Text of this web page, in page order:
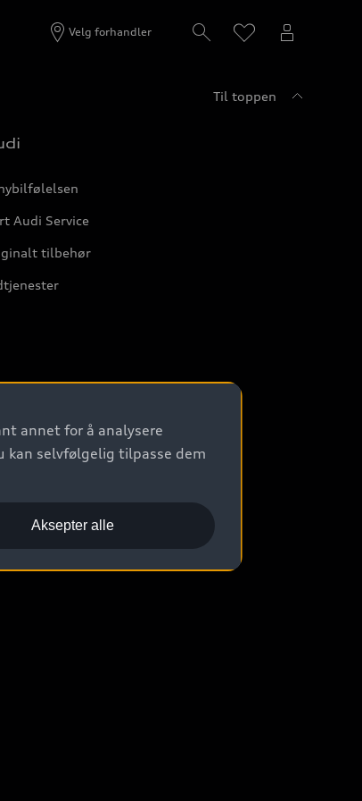
Velg forhandler
Til toppen
Audi Service
tilbehør
annet for å analysere
kan selvfølgelig tilpasse dem
Aksepter alle